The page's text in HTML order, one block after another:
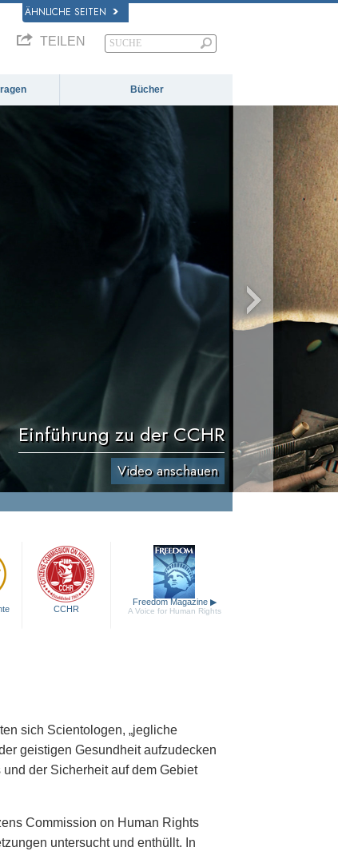
ÄHNLICHE SEITEN
TEILEN
Bücher
Einführung zu der CCHR
Video anschauen
CCHR
Freedom Magazine ▶
A Voice for Human Rights
sich Scientologen, „jegliche
geistigen Gesundheit aufzudecken
der Sicherheit auf dem Gebiet
Commission on Human Rights
untersucht und enthüllt. In